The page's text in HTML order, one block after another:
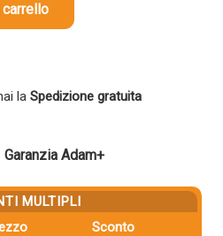
la Spedizione gratuita
Garanzia Adam+
MULTIPLI
Sconto